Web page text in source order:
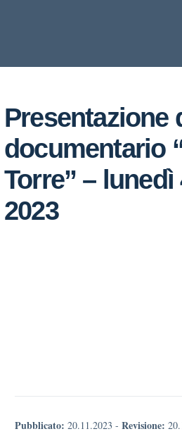
Presentazione
documentario
Torre” –
2023
Pubblicato: 20.11.2023 - Revisione: